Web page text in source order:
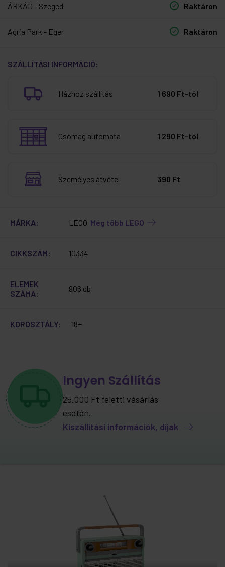
ÁRKÁD - Szeged Raktáron
Agria Park - Eger Raktáron
SZÁLLÍTÁSI INFORMÁCIÓ:
Házhoz szállítás 1 690 Ft-tól
Csomag automata 1 290 Ft-tól
Személyes átvétel 390 Ft
MÁRKA: LEGO Még több LEGO
CIKKSZÁM: 10334
ELEMEK
SZÁMA:
906 db
KOROSZTÁLY: 18+
Ingyen Szállítás
25.000 Ft feletti vásárlás
esetén.
Kiszállítási információk, díjak